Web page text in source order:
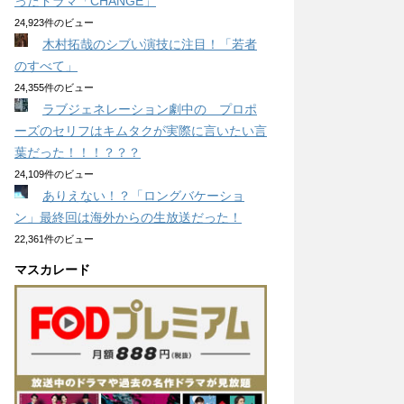
24,923件のビュー
木村拓哉のシブい演技に注目！「若者
のすべて」
24,355件のビュー
ラブジェネレーション劇中の プロポ
ーズのセリフはキムタクが実際に言いたい言
葉だった！！！？？？
24,109件のビュー
ありえない！？「ロングバケーショ
ン」最終回は海外からの生放送だった！
22,361件のビュー
マスカレード